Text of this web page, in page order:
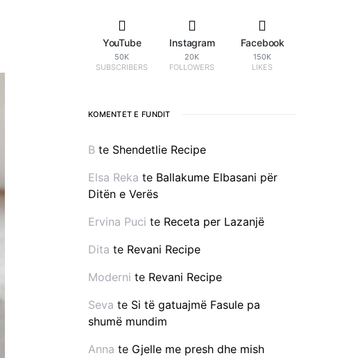
YouTube
50K
SUBSCRIBERS
Instagram
20K
FOLLOWERS
Facebook
150K
LIKES
KOMENTET E FUNDIT
B te Shendetlie Recipe
Elsa Reka te Ballakume Elbasani për
Ditën e Verës
Ervina Puci te Receta per Lazanjë
Dita te Revani Recipe
Moderni te Revani Recipe
Seva te Si të gatuajmë Fasule pa
shumë mundim
Anna te Gjelle me presh dhe mish